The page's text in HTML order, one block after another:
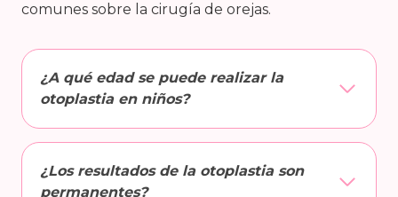
comunes sobre la cirugía de orejas.
¿A qué edad se puede realizar la
otoplastia en niños?
¿Los resultados de la otoplastia son
permanentes?